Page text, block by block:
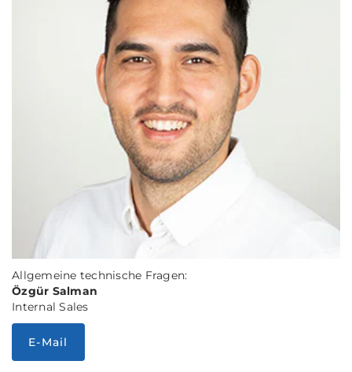
Allgemeine technische Fragen:
Özgür Salman
Internal Sales
E-Mail